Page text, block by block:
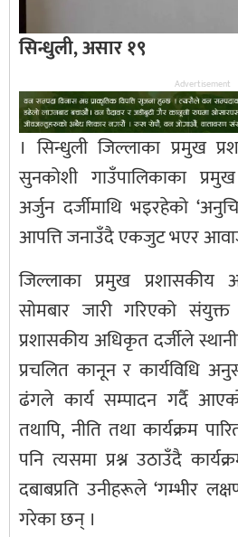
सिन्धुली, असार १९
Advertisement
। सिन्धुली जिल्लाका प्रमुख
सुनकोशी गाउँपालिकाका
अर्जुन दर्जीमाथि भइरहेको
आपत्ति जनाउँदै एकजुट भएर
जिल्लाका प्रमुख प्रशासकीय
सोमबार जारी गरिएको संयुक्त
प्रशासकीय अधिकृत दर्जीले
प्रचलित कानून र कार्यविधि
ढंगले कार्य सम्पादन गर्दै
तथापि, नीति तथा कार्यक्रम
पनि त्यसमा प्रश्न उठाउँदै
दबाबप्रति उनीहरूले ‘गम्भीर
गरेका छन् ।